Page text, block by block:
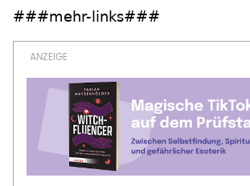
###mehr-links###